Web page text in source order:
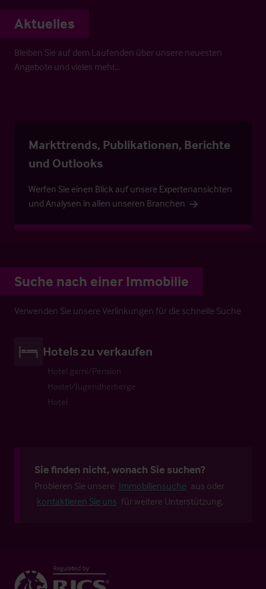
Aktuelles
Bleiben Sie auf dem Laufenden über unsere neuesten
Angebote und vieles mehr…
Markttrends, Publikationen, Berichte
und Outlooks
Werfen Sie einen Blick auf unsere Expertenansichten
und Analysen in allen unseren Branchen
Suche nach einer Immobilie
Verwenden Sie unsere Verlinkungen für die schnelle Suche
Hotels zu verkaufen
Hotel garni/Pension
Hostel/Jugendherberge
Hotel
Sie finden nicht, wonach Sie suchen?
Probieren Sie unsere Immobiliensuche aus oder
kontaktieren Sie uns für weitere Unterstützung.